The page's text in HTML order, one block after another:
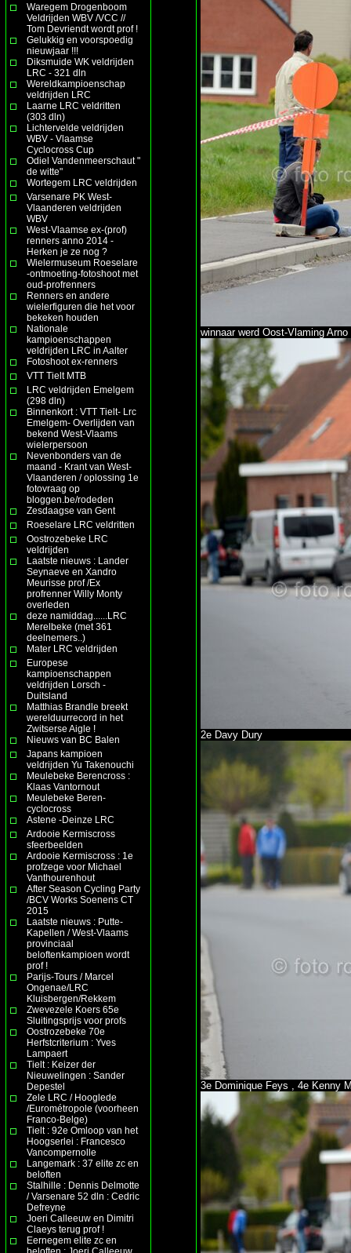
Waregem Drogenboom
Veldrijden WBV /VCC //
Tom Devriendt wordt prof !
Gelukkig en voorspoedig
nieuwjaar !!!
Diksmuide WK veldrijden
LRC - 321 dln
Wereldkampioenschap
veldrijden LRC
Laarne LRC veldritten
(303 dln)
Lichtervelde veldrijden
WBV - Vlaamse
Cyclocross Cup
Odiel Vandenmeerschaut "
de witte"
Wortegem LRC veldrijden
Varsenare PK West-
Vlaanderen veldrijden
WBV
West-Vlaamse ex-(prof)
renners anno 2014 -
Herken je ze nog ?
Wielermuseum Roeselare
-ontmoeting-fotoshoot met
oud-profrenners
Renners en andere
wielerfiguren die het voor
bekeken houden
Nationale
kampioenschappen
veldrijden LRC in Aalter
Fotoshoot ex-renners
VTT Tielt MTB
LRC veldrijden Emelgem
(298 dln)
Binnenkort : VTT Tielt- Lrc
Emelgem- Overlijden van
bekend West-Vlaams
wielerpersoon
Nevenbonders van de
maand - Krant van West-
Vlaanderen / oplossing 1e
fotovraag op
bloggen.be/rodeden
Zesdaagse van Gent
Roeselare LRC veldritten
Oostrozebeke LRC
veldrijden
Laatste nieuws : Lander
Seynaeve en Xandro
Meurisse prof /Ex
profrenner Willy Monty
overleden
deze namiddag......LRC
Merelbeke (met 361
deelnemers..)
Mater LRC veldrijden
Europese
kampioenschappen
veldrijden Lorsch -
Duitsland
Matthias Brandle breekt
werelduurrecord in het
Zwitserse Aigle !
Nieuws van BC Balen
Japans kampioen
veldrijden Yu Takenouchi
Meulebeke Berencross :
Klaas Vantornout
Meulebeke Beren-
cyclocross
Astene -Deinze LRC
Ardooie Kermiscross
sfeerbeelden
Ardooie Kermiscross : 1e
profzege voor Michael
Vanthourenhout
After Season Cycling Party
/BCV Works Soenens CT
2015
Laatste nieuws : Putte-
Kapellen / West-Vlaams
provinciaal
beloftenkampioen wordt
prof !
Parijs-Tours / Marcel
Ongenae/LRC
Kluisbergen/Rekkem
Zwevezele Koers 65e
Sluitingsprijs voor profs
Oostrozebeke 70e
Herfstcriterium : Yves
Lampaert
Tielt : Keizer der
Nieuwelingen : Sander
Depestel
Zele LRC / Hooglede
/Eurométropole (voorheen
Franco-Belge)
Tielt : 92e Omloop van het
Hoogserlei : Francesco
Vancompernolle
Langemark : 37 elite zc en
beloften
Stalhille : Dennis Delmotte
/ Varsenare 52 dln : Cedric
Defreyne
Joeri Calleeuw en Dimitri
Claeys terug prof !
Eernegem elite zc en
winnaar werd Oost-Vlaming Arno
2e Davy Dury
3e Dominique Feys , 4e Kenny